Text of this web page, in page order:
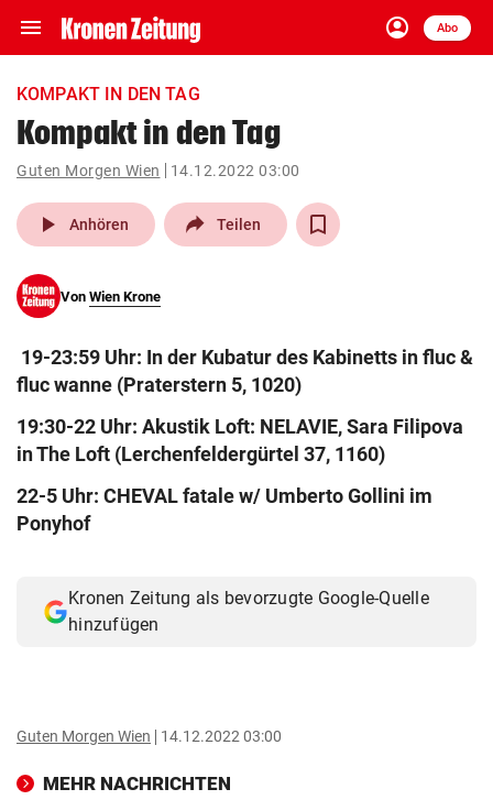
menu Navigation
ein-/ausklappen
account_circle
Anmelden
Abo
close Schließen
account_circle Anmelden
pin_drop
arrow_right
bookmark Merkliste
search
Suchbegriff
© Krone Multimedia GmbH & Co KG 2026
Muthgasse 2, 1190 Wien
KOMPAKT IN DEN TAG
Kompakt in den Tag
Guten Morgen Wien 14.12.2022 03:00
play_arrow Anhören Teilen
Von Wien Krone
19-23:59 Uhr: In der Kubatur des Kabinetts in fluc &
fluc wanne (Praterstern 5, 1020)
19:30-22 Uhr: Akustik Loft: NELAVIE, Sara Filipova
in The Loft (Lerchenfeldergürtel 37, 1160)
22-5 Uhr: CHEVAL fatale w/ Umberto Gollini im
Ponyhof
Kronen Zeitung als bevorzugte Google-Quelle
hinzufügen
Guten Morgen Wien 14.12.2022 03:00
MEHR NACHRICHTEN